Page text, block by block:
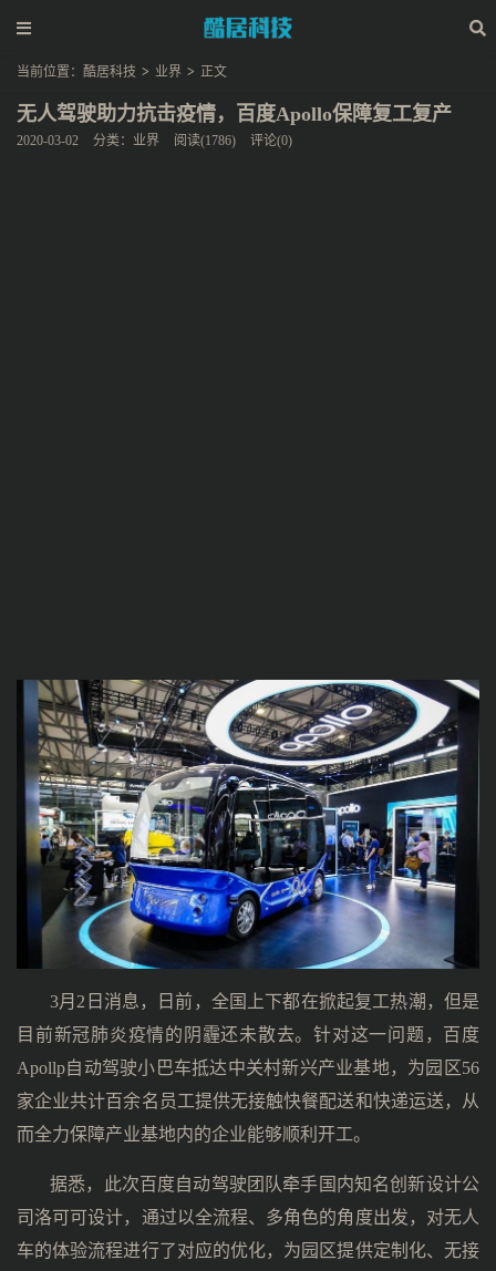
当前位置： 酷居科技 > 业界 > 正文
无人驾驶助力抗击疫情，百度Apollo保障复工复产
2020-03-02 分类： 业界 阅读(1786) 评论(0)
3月2日消息，日前，全国上下都在掀起复工热潮，但是
目前新冠肺炎疫情的阴霾还未散去。针对这一问题，百度
Apollp自动驾驶小巴车抵达中关村新兴产业基地，为园区56
家企业共计百余名员工提供无接触快餐配送和快递运送，从
而全力保障产业基地内的企业能够顺利开工。
据悉，此次百度自动驾驶团队牵手国内知名创新设计公
司洛可可设计，通过以全流程、多角色的角度出发，对无人
车的体验流程进行了对应的优化，为园区提供定制化、无接